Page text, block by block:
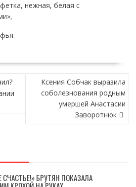
нежная, белая с
Ксения Собчак выразила
соболезнования родным
умершей Анастасии
Заворотнюк
БРУТЯН ПОКАЗАЛА